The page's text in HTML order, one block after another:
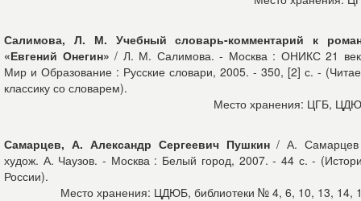
Салимова, Л. М. Учебный словарь-комментарий к
«Евгений Онегин» / Л. М. Салимова. - Москва : ОНИКС 21
Мир и Образование : Русские словари, 2005. - 350, [2] с. -
классику со словарем).
Место хранения: ЦГБ,
Самарцев, А. Александр Сергеевич Пушкин/ А.
худож. А. Чаузов. - Москва : Белый город, 2007. - 44 с. -
России).
Место хранения: ЦДЮБ, библиотеки № 4, 6, 10, 13, 14,